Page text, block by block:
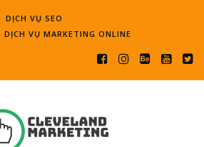
DỊCH VỤ SEO
DỊCH VỤ MARKETING ONLINE